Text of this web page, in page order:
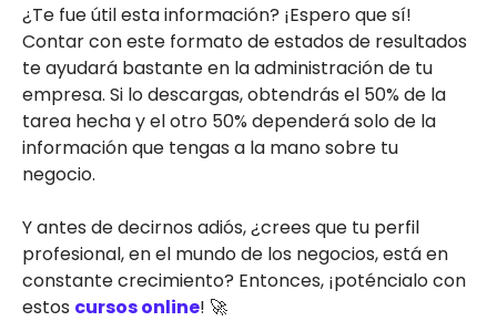
¿Te fue útil esta información? ¡Espero que sí!
Contar con este formato de estados de resultados
te ayudará bastante en la administración de tu
empresa. Si lo descargas, obtendrás el 50% de la
tarea hecha y el otro 50% dependerá solo de la
información que tengas a la mano sobre tu
negocio.
Y antes de decirnos adiós, ¿crees que tu perfil
profesional, en el mundo de los negocios, está en
constante crecimiento? Entonces, ¡poténcialo con
estos cursos online! 🚀